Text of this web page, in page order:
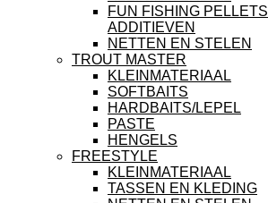
FUN FISHING
ADDITIEVEN
NETTEN EN STELEN
TROUT MASTER
KLEINMATERIAAL
SOFTBAITS
HARDBAITS/LEPEL
PASTE
HENGELS
FREESTYLE
KLEINMATERIAAL
TASSEN EN KLEDING